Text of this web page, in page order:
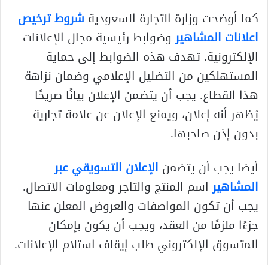
كما أوضحت وزارة التجارة السعودية شروط ترخيص
اعلانات المشاهيروضوابط رئيسية مجال الإعلانات
الإلكترونية. تهدف هذه الضوابط إلى حماية
المستهلكين من التضليل الإعلامي وضمان نزاهة
هذا القطاع. يجب أن يتضمن الإعلان بيانًا صريحًا
يُظهر أنه إعلان، ويمنع الإعلان عن علامة تجارية
بدون إذن صاحبها.
أيضا يجب أن يتضمن الإعلان التسويقي عبر
المشاهير اسم المنتج والتاجر ومعلومات الاتصال.
يجب أن تكون المواصفات والعروض المعلن عنها
جزءًا ملزمًا من العقد، ويجب أن يكون بإمكان
المتسوق الإلكتروني طلب إيقاف استلام الإعلانات.